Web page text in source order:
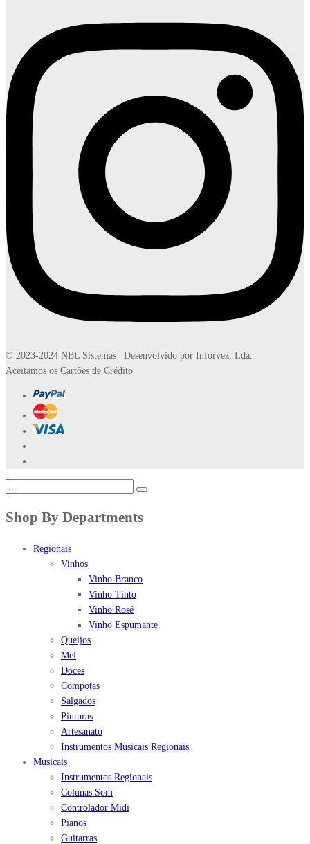
© 2023-2024 NBL Sistemas | Desenvolvido por Inforvez, Lda.
Aceitamos os Cartões de Crédito
Shop By Departments
Regionais
Vinhos
Vinho Branco
Vinho Tinto
Vinho Rosé
Vinho Espumante
Queijos
Mel
Doces
Compotas
Salgados
Pinturas
Artesanato
Instrumentos Musicais Regionais
Musicais
Instrumentos Regionais
Colunas Som
Controlador Midi
Pianos
Guitarras